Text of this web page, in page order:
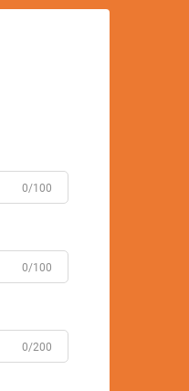
0/100
0/100
0/200